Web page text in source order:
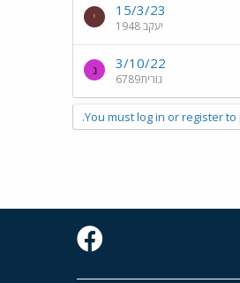
15/3/23
יעקב 1948
י
3/10/22
נורית6789
נ
You must log in or register to